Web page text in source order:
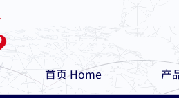
首页 Home 产